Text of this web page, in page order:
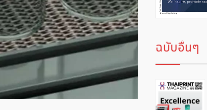
ฉบับอื่นๆ